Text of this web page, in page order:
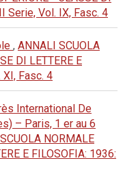
Serie, Vol. IX, Fasc. 4
, ANNALI SCUOLA
DI LETTERE E
XI, Fasc. 4
International De
– Paris, 1 er au 6
NORMALE
E FILOSOFIA: 1936: